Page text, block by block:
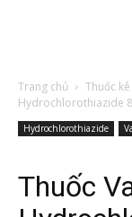
Trang chủ Thuốc kê
Hydrochlorothiazide
Hydrochlorothiazide
Thuốc